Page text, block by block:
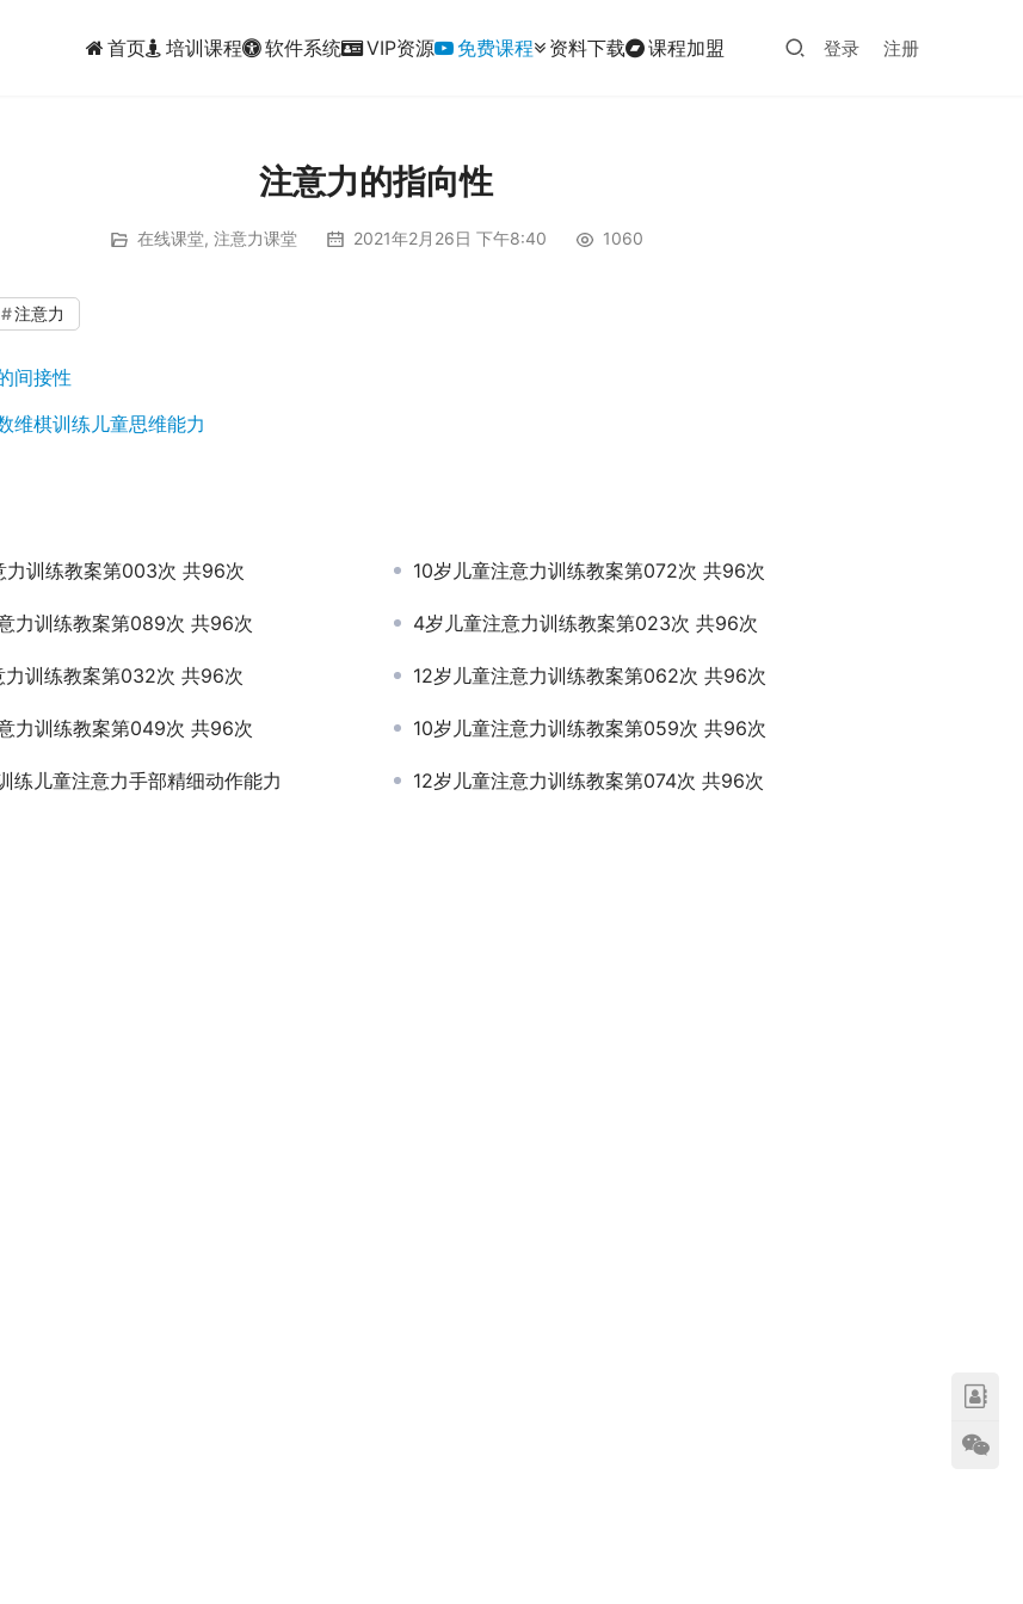
首页 培训课程 软件系统 VIP资源 免费课程 资料下载 课程加盟 登录 注册
注意力的指向性
在线课堂, 注意力课堂 2021年2月26日 下午8:40 1060
注意力
间接性
维棋训练儿童思维能力
力训练教案第003次 共96次 10岁儿童注意力训练教案第072次 共96次
力训练教案第089次 共96次 4岁儿童注意力训练教案第023次 共96次
力训练教案第032次 共96次 12岁儿童注意力训练教案第062次 共96次
力训练教案第049次 共96次 10岁儿童注意力训练教案第059次 共96次
练儿童注意力手部精细动作能力 12岁儿童注意力训练教案第074次 共96次